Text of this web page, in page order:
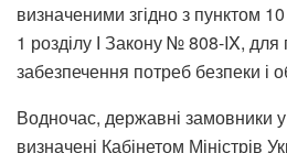
визначеними згідно з пунктом
1 розділу І Закону № 808-IX, для
забезпечення потреб безпеки і
Водночас, державні замовники
визначені Кабінетом Міністрів